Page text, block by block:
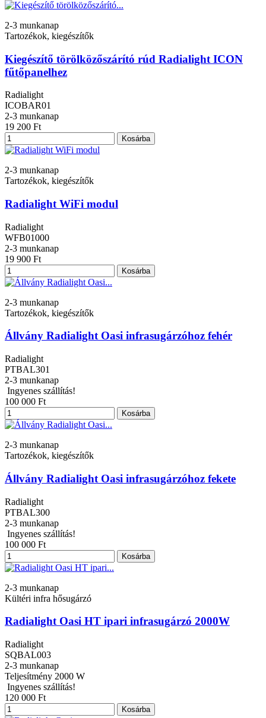
2-3 munkanap
Tartozékok, kiegészítők
Kiegészítő törölközőszárító rúd Radialight ICON
fűtőpanelhez
Radialight
ICOBAR01
2-3 munkanap
19 200 Ft
Kosárba
2-3 munkanap
Tartozékok, kiegészítők
Radialight WiFi modul
Radialight
WFB01000
2-3 munkanap
19 900 Ft
Kosárba
2-3 munkanap
Tartozékok, kiegészítők
Állvány Radialight Oasi infrasugárzóhoz fehér
Radialight
PTBAL301
2-3 munkanap
Ingyenes szállítás!
100 000 Ft
Kosárba
2-3 munkanap
Tartozékok, kiegészítők
Állvány Radialight Oasi infrasugárzóhoz fekete
Radialight
PTBAL300
2-3 munkanap
Ingyenes szállítás!
100 000 Ft
Kosárba
2-3 munkanap
Kültéri infra hősugárzó
Radialight Oasi HT ipari infrasugárzó 2000W
Radialight
SQBAL003
2-3 munkanap
Teljesítmény 2000 W
Ingyenes szállítás!
120 000 Ft
Kosárba